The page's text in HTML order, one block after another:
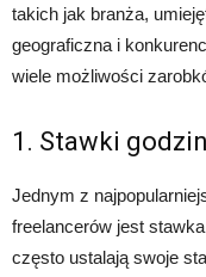
takich jak branża,
geograficzna i
wiele możliwości
1. Stawki
Jednym z
freelancerów jest
często ustalają swoje